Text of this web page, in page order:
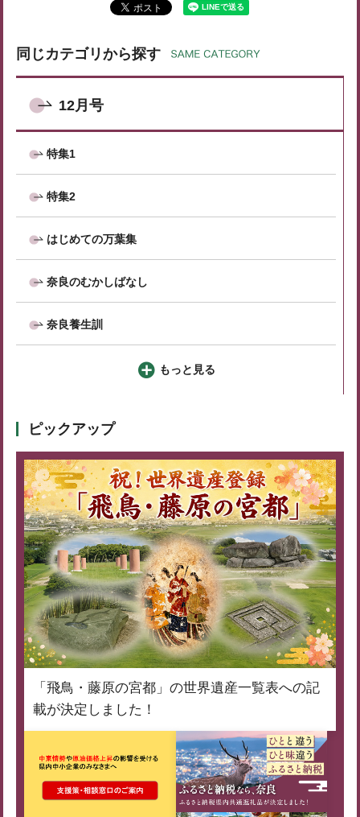
同じカテゴリから探す
12月号
特集1
特集2
はじめての万葉集
奈良のむかしばなし
奈良養生訓
もっと見る
ピックアップ
「飛鳥・藤原の宮都」の世界遺産一覧表への記
載が決定しました！